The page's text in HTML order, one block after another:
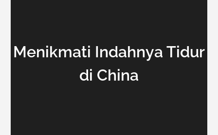
Menikmati Indahnya Tidur
di China